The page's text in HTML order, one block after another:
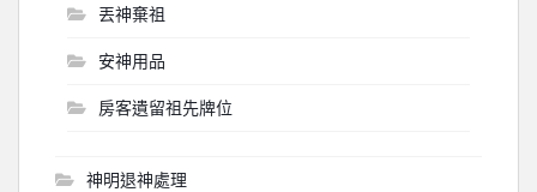
丟神棄祖
安神用品
房客遺留祖先牌位
神明退神處理